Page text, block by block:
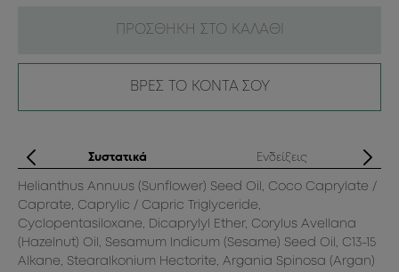
ΠΡΟΣΘΗΚΗ ΣΤΟ ΚΑΛΑΘΙ
ΒΡΕΣ ΤΟ ΚΟΝΤΑ ΣΟΥ
Συστατικά Ενδείξεις
Helianthus Annuus (Sunflower) Seed Oil, Coco Caprylate /
Caprate, Caprylic / Capric Triglyceride,
Cyclopentasiloxane, Dicaprylyl Ether, Corylus Avellana
(Hazelnut) Oil, Sesamum Indicum (Sesame) Seed Oil, C13-15
Alkane, Stearalkonium Hectorite, Argania Spinosa (Argan)